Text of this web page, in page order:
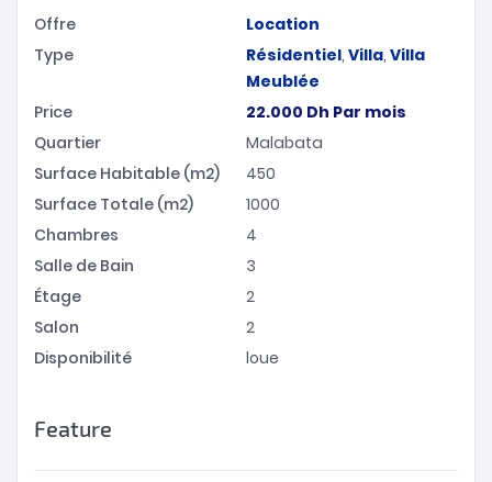
Offre
Location
Type
Résidentiel, Villa, Villa
Meublée
Price
22.000 Dh Par mois
Quartier
Malabata
Surface Habitable (m2)
450
Surface Totale (m2)
1000
Chambres
4
Salle de Bain
3
Étage
2
Salon
2
Disponibilité
loue
Feature